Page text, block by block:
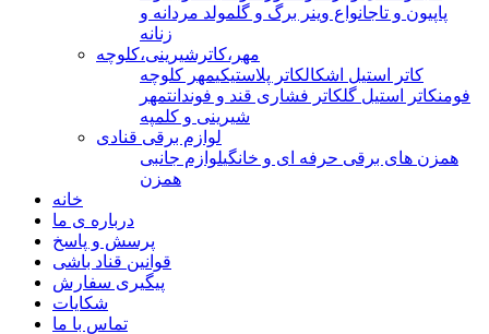
پاپیون و تاجانواع وینر برگ و گلمولد مردانه و
زنانه
مهر،کاترشیرینی،کلوچه
کاتر استیل اشکالکاتر پلاستیکیمهر کلوچه
فومنکاتر استیل گلکاتر فشاری قند و فوندانتمهر
شیرینی و کلمپه
لوازم برقی قنادی
همزن های برقی حرفه ای و خانگیلوازم جانبی
همزن
خانه
درباره ی ما
پرسش و پاسخ
قوانین قناد باشی
پیگیری سفارش
شکایات
تماس با ما